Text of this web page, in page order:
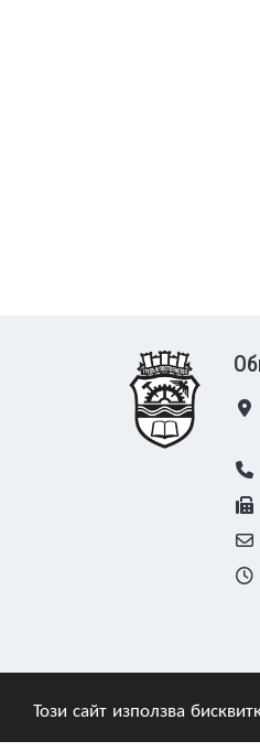
Този сайт използва
© 2009–2026